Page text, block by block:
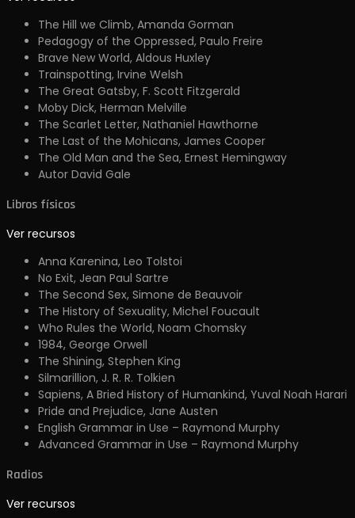
The Hill we Climb, Amanda Gorman
Pedagogy of the Oppressed, Paulo Freire
Brave New World, Aldous Huxley
Trainspotting, Irvine Welsh
The Great Gatsby, F. Scott Fitzgerald
Moby Dick, Herman Melville
The Scarlet Letter, Nathaniel Hawthorne
The Last of the Mohicans, James Cooper
The Old Man and the Sea, Ernest Hemingway
Autor David Gale
Libros físicos
Ver recursos
Anna Karenina, Leo Tolstoi
No Exit, Jean Paul Sartre
The Second Sex, Simone de Beauvoir
The History of Sexuality, Michel Foucault
Who Rules the World, Noam Chomsky
1984, George Orwell
The Shining, Stephen King
Silmarillion, J. R. R. Tolkien
Sapiens, A Bried History of Humankind, Yuval Noah Harari
Pride and Prejudice, Jane Austen
English Grammar in Use – Raymond Murphy
Advanced Grammar in Use – Raymond Murphy
Radios
Ver recursos